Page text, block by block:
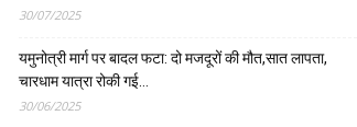
30/07/2025
यमुनोत्री मार्ग पर बादल फटा: दो मजदूरों की मौत,सात लापता,
चारधाम यात्रा रोकी गई…
30/06/2025